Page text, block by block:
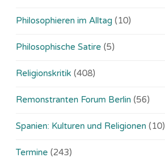
Philosophieren im Alltag (10)
Philosophische Satire (5)
Religionskritik (408)
Remonstranten Forum Berlin (56)
Spanien: Kulturen und Religionen (10)
Termine (243)